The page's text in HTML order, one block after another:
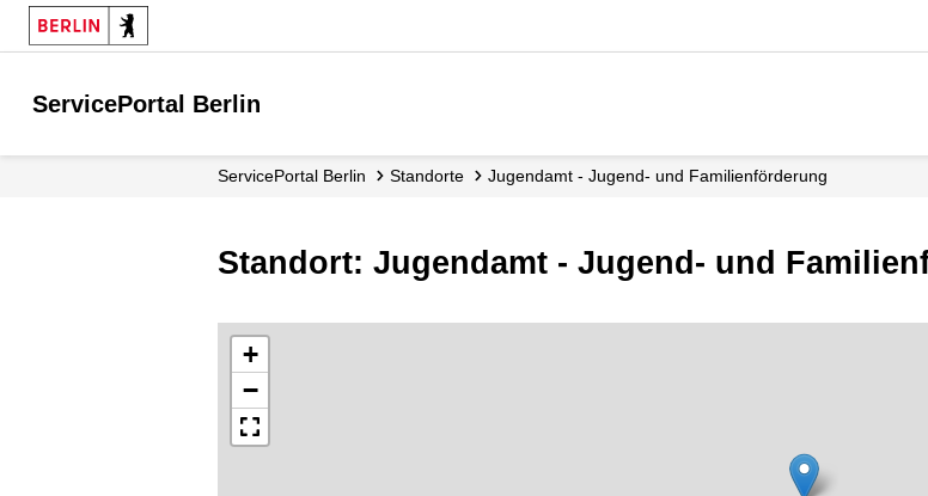
ServicePortal Berlin
ServicePortal Berlin Standorte Jugendamt - Jugend- und Familienförderung
Standort: Jugendamt - Jugend- und
+
−